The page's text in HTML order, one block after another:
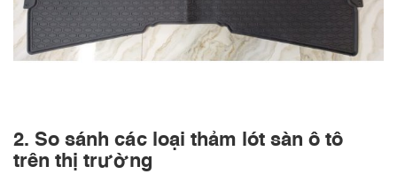
2. So sánh các loại thảm lót sàn ô tô
trên thị trường